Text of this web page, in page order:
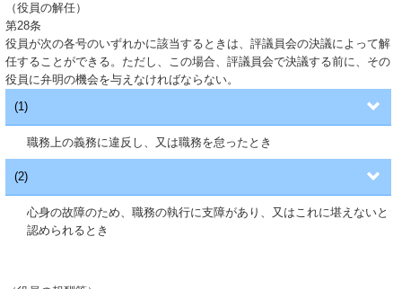
（役員の解任）
第28条
役員が次の各号のいずれかに該当するときは、評議員会の決議によって解
任することができる。ただし、この場合、評議員会で決議する前に、その
役員に弁明の機会を与えなければならない。
(1)
職務上の義務に違反し、又は職務を怠ったとき
(2)
心身の故障のため、職務の執行に支障があり、又はこれに堪えないと
認められるとき